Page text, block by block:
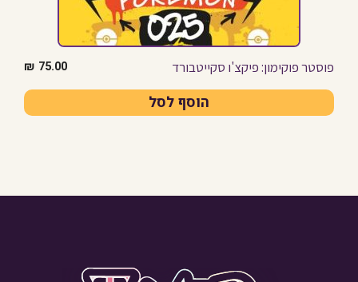
פוסטר פוקימון: פיקצ'ו סקייטבורד 75.00
₪
הוסף לסל